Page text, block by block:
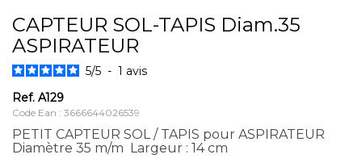
CAPTEUR SOL-TAPIS Diam.35
ASPIRATEUR
5/5 - 1 avis
Ref. A129
Code Ean : 3666644026539
PETIT CAPTEUR SOL / TAPIS pour ASPIRATEUR
Diamètre 35 m/m Largeur : 14 cm